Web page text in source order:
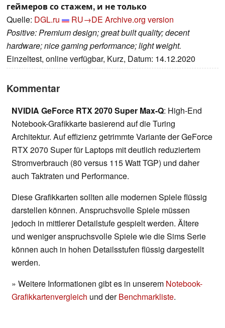
геймеров со стажем, и не только
Quelle: DGL.ru RU→DE Archive.org version
Positive: Premium design; great built quality; decent
hardware; nice gaming performance; light weight.
Einzeltest, online verfügbar, Kurz, Datum: 14.12.2020
Kommentar
NVIDIA GeForce RTX 2070 Super Max-Q: High-End
Notebook-Grafikkarte basierend auf die Turing
Architektur. Auf effizienz getrimmte Variante der GeForce
RTX 2070 Super für Laptops mit deutlich reduziertem
Stromverbrauch (80 versus 115 Watt TGP) und daher
auch Taktraten und Performance.
Diese Grafikkarten sollten alle modernen Spiele flüssig
darstellen können. Anspruchsvolle Spiele müssen
jedoch in mittlerer Detailstufe gespielt werden. Ältere
und weniger anspruchsvolle Spiele wie die Sims Serie
können auch in hohen Detailsstufen flüssig dargestellt
werden.
» Weitere Informationen gibt es in unserem Notebook-
Grafikkartenvergleich und derBenchmarkliste.